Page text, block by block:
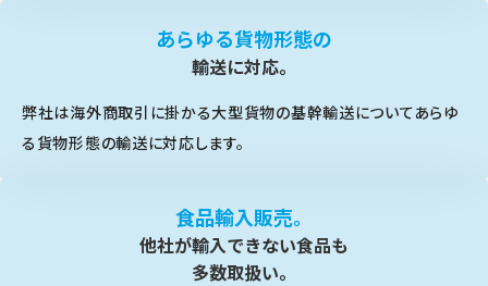
あらゆる貨物形態の
輸送に対応。
弊社は海外商取引に掛かる大型貨物の基幹輸送についてあらゆ
る貨物形態の輸送に対応します。
食品輸入販売。
他社が輸入できない食品も
多数取扱い。